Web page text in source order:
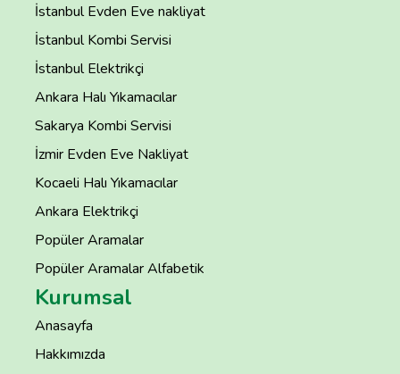
İstanbul Evden Eve nakliyat
İstanbul Kombi Servisi
İstanbul Elektrikçi
Ankara Halı Yıkamacılar
Sakarya Kombi Servisi
İzmir Evden Eve Nakliyat
Kocaeli Halı Yıkamacılar
Ankara Elektrikçi
Popüler Aramalar
Popüler Aramalar Alfabetik
Kurumsal
Anasayfa
Hakkımızda